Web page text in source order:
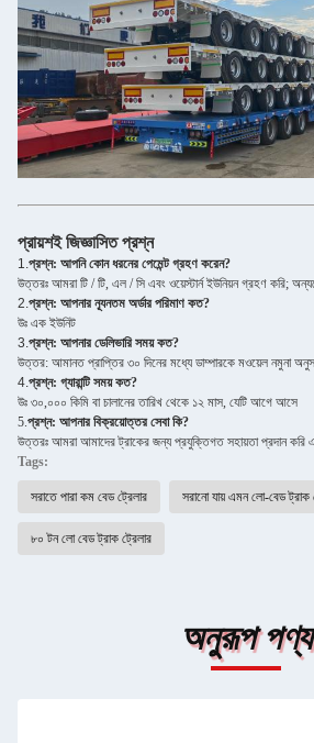
প্রায়শই জিজ্ঞাসিত প্রশ্ন
1. প্রশ্ন: আপনি কোন ধরনের পেমেন্ট গ্রহণ করেন?
উত্তরঃ আমরা টি / টি, এল / সি এবং ওয়েস্টার্ন ইউনিয়ন গ্রহণ করি;
2. প্রশ্ন: আপনার ন্যূনতম অর্ডার পরিমাণ কত?
উঃ এক ইউনিট
3. প্রশ্ন: আপনার ডেলিভারি সময় কত?
উত্তর: আমানত প্রাপ্তির ৩০ দিনের মধ্যে ডাম্পারকে মওয়েল নমুনা
4. প্রশ্ন: গ্যারান্টি সময় কত?
উঃ ৩০,০০০ কিমি বা চালানের তারিখ থেকে ১২ মাস, যেটি আগে আসে
5. প্রশ্ন: আপনার বিক্রয়োত্তর সেবা কি?
উত্তরঃ আমরা আমাদের ট্রাকের জন্য প্রযুক্তিগত সহায়তা প্রদান করি
Tags:
সরাতে পারা কম বেড ট্রেলার সরানো যায় এমন লো-বেড ট্রাক
৮০ টন লো বেড ট্রাক ট্রেলার
অনুরূপ পণ্য